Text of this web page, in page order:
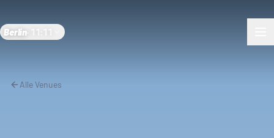
Berlin 11:11
Alle Venues